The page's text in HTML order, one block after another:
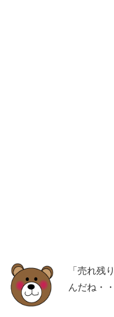
「売れ残
んだね・